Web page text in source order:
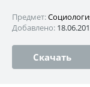
Предмет:
Добавлено:
Скачать